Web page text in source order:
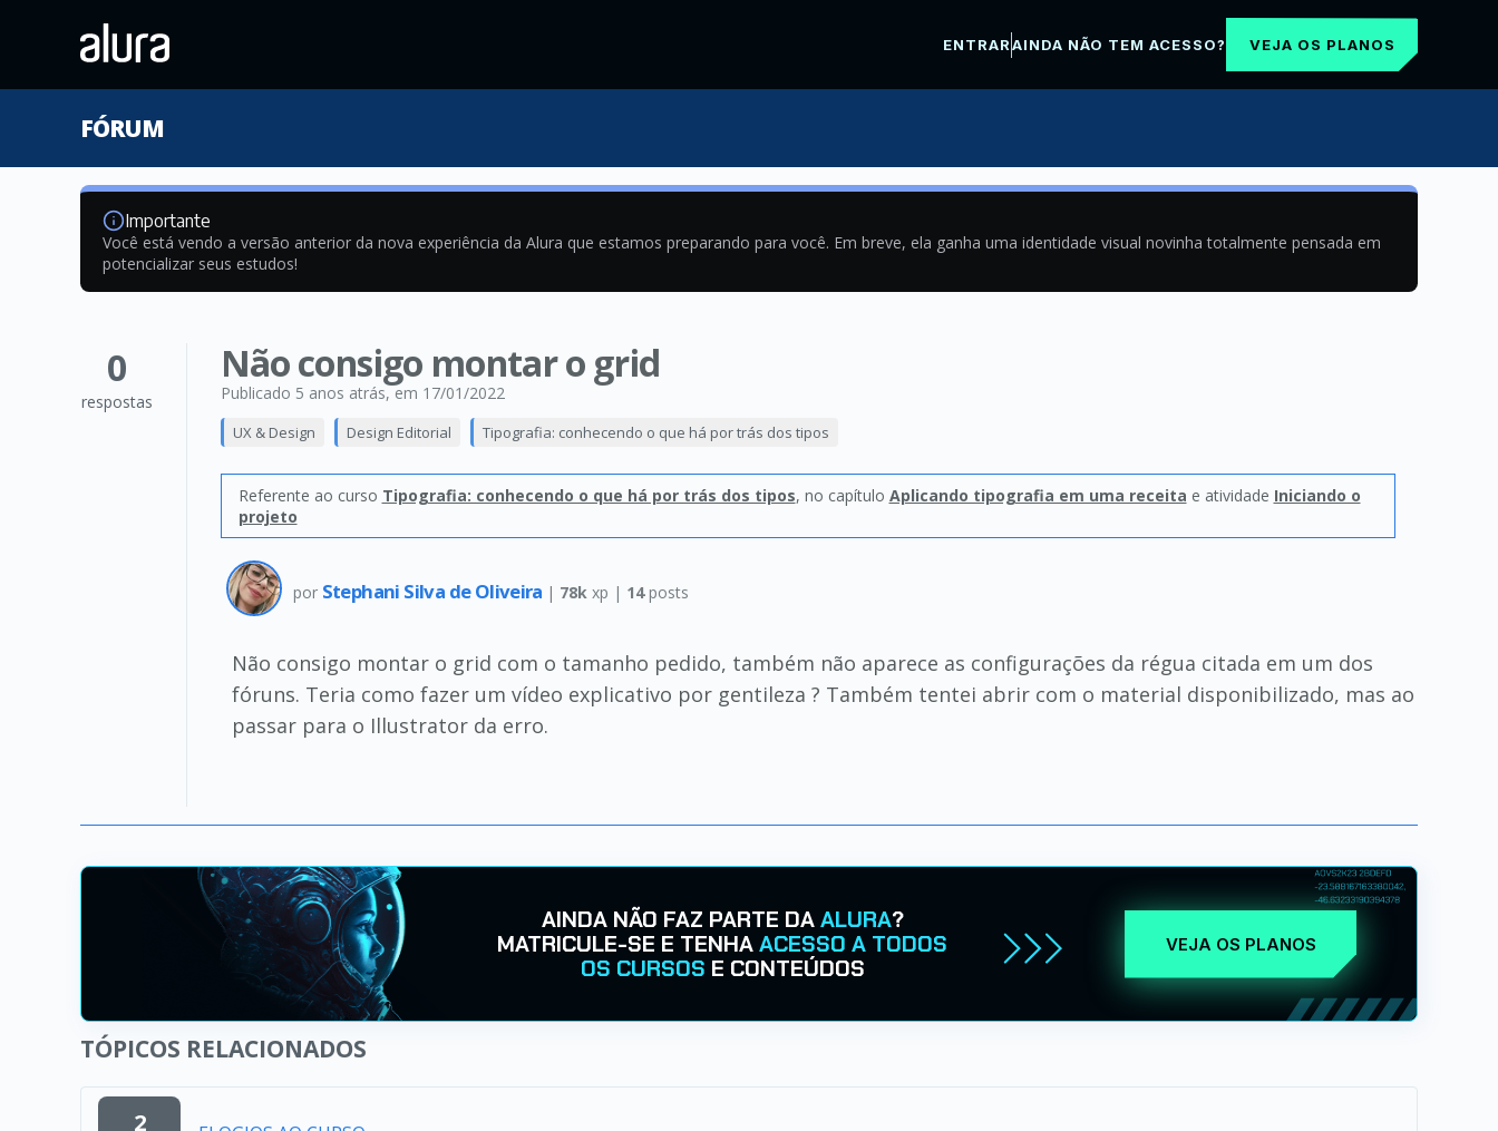
ENTRARAINDA NÃO TEM ACESSO? VEJA OS PLANOS
FÓRUM
Importante
Você está vendo a versão anterior da nova experiência da Alura que estamos preparando para você. Em breve, ela ganha uma identidade visual novinha totalmente pensada em
potencializar seus estudos!
0
respostas
Não consigo montar o grid
Publicado 5 anos atrás, em 17/01/2022
UX & Design Design Editorial Tipografia: conhecendo o que há por trás dos tipos
Referente ao curso Tipografia: conhecendo o que há por trás dos tipos, no capítulo Aplicando tipografia em uma receita e atividade Iniciando o
projeto
por Stephani Silva de Oliveira | 78k xp | 14posts
Não consigo montar o grid com o tamanho pedido, também não aparece as configurações da régua citada em um dos
fóruns. Teria como fazer um vídeo explicativo por gentileza ? Também tentei abrir com o material disponibilizado, mas ao
passar para o Illustrator da erro.
AINDA NÃO FAZ PARTE DAALURA?
MATRICULE-SE E TENHAACESSO A TODOS
OS CURSOS E CONTEÚDOS
VEJA OS PLANOS
TÓPICOS RELACIONADOS
2